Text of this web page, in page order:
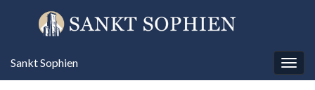
Sankt Sophien